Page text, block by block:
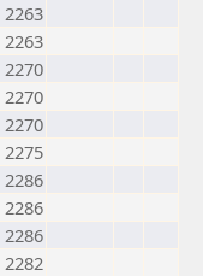
2263
2263
2270
2270
2270
2275
2286
2286
2286
2282